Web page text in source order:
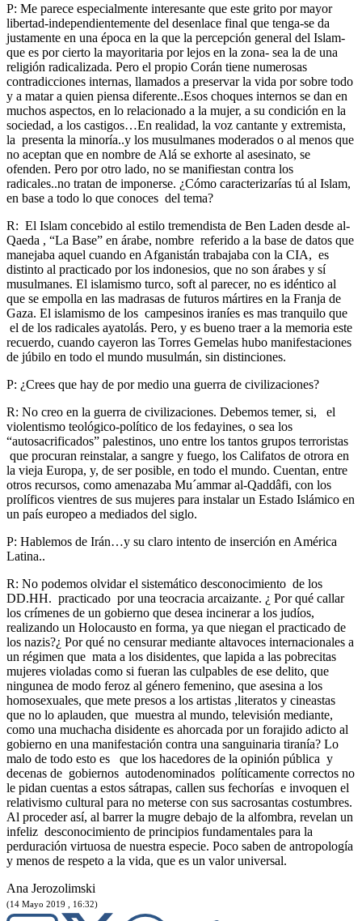
P: Me parece especialmente interesante que este grito por mayor
libertad-independientemente del desenlace final que tenga-se da
justamente en una época en la que la percepción general del Islam-
que es por cierto la mayoritaria por lejos en la zona- sea la de una
religión radicalizada. Pero el propio Corán tiene numerosas
contradicciones internas, llamados a preservar la vida por sobre todo
y a matar a quien piensa diferente..Esos choques internos se dan en
muchos aspectos, en lo relacionado a la mujer, a su condición en la
sociedad, a los castigos…En realidad, la voz cantante y extremista,
la presenta la minoría..y los musulmanes moderados o al menos que
no aceptan que en nombre de Alá se exhorte al asesinato, se
ofenden. Pero por otro lado, no se manifiestan contra los
radicales..no tratan de imponerse. ¿Cómo caracterizarías tú al Islam,
en base a todo lo que conoces del tema?
R: El Islam concebido al estilo tremendista de Ben Laden desde al-
Qaeda , “La Base” en árabe, nombre referido a la base de datos que
manejaba aquel cuando en Afganistán trabajaba con la CIA, es
distinto al practicado por los indonesios, que no son árabes y sí
musulmanes. El islamismo turco, soft al parecer, no es idéntico al
que se empolla en las madrasas de futuros mártires en la Franja de
Gaza. El islamismo de los campesinos iraníes es mas tranquilo que
el de los radicales ayatolás. Pero, y es bueno traer a la memoria este
recuerdo, cuando cayeron las Torres Gemelas hubo manifestaciones
de júbilo en todo el mundo musulmán, sin distinciones.
P: ¿Crees que hay de por medio una guerra de civilizaciones?
R: No creo en la guerra de civilizaciones. Debemos temer, si, el
violentismo teológico-político de los fedayines, o sea los
“autosacrificados” palestinos, uno entre los tantos grupos terroristas
que procuran reinstalar, a sangre y fuego, los Califatos de otrora en
la vieja Europa, y, de ser posible, en todo el mundo. Cuentan, entre
otros recursos, como amenazaba Mu´ammar al-Qaddâfi, con los
prolíficos vientres de sus mujeres para instalar un Estado Islámico en
un país europeo a mediados del siglo.
P: Hablemos de Irán…y su claro intento de inserción en América
Latina..
R: No podemos olvidar el sistemático desconocimiento de los
DD.HH. practicado por una teocracia arcaizante. ¿ Por qué callar
los crímenes de un gobierno que desea incinerar a los judíos,
realizando un Holocausto en forma, ya que niegan el practicado de
los nazis?¿ Por qué no censurar mediante altavoces internacionales a
un régimen que mata a los disidentes, que lapida a las pobrecitas
mujeres violadas como si fueran las culpables de ese delito, que
ningunea de modo feroz al género femenino, que asesina a los
homosexuales, que mete presos a los artistas ,literatos y cineastas
que no lo aplauden, que muestra al mundo, televisión mediante,
como una muchacha disidente es ahorcada por un forajido adicto al
gobierno en una manifestación contra una sanguinaria tiranía? Lo
malo de todo esto es que los hacedores de la opinión pública y
decenas de gobiernos autodenominados políticamente correctos no
le pidan cuentas a estos sátrapas, callen sus fechorías e invoquen el
relativismo cultural para no meterse con sus sacrosantas costumbres.
Al proceder así, al barrer la mugre debajo de la alfombra, revelan un
infeliz desconocimiento de principios fundamentales para la
perduración virtuosa de nuestra especie. Poco saben de antropología
y menos de respeto a la vida, que es un valor universal.
Ana Jerozolimski
(14 Mayo 2019 , 16:32)